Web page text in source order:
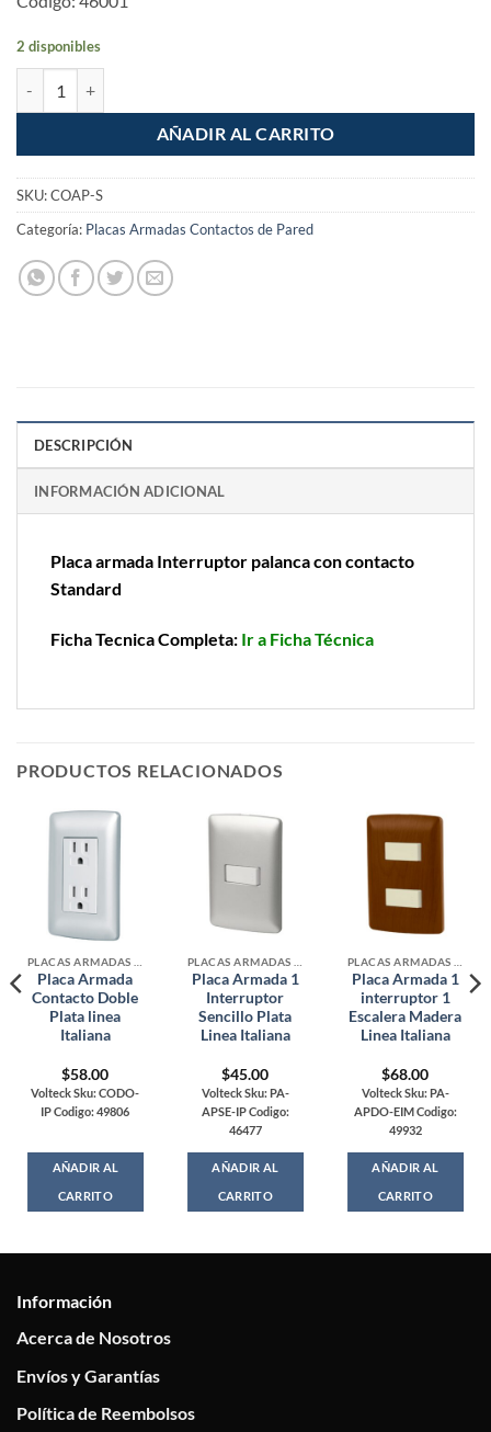
2 disponibles
AÑADIR AL CARRITO
SKU:COAP-S
Categoría: Placas Armadas Contactos de Pared
DESCRIPCIÓN
INFORMACIÓN ADICIONAL
Placa armada Interruptor palanca con contacto
Standard
Ficha Tecnica Completa: Ir a Ficha Técnica
PRODUCTOS RELACIONADOS
Placa Armada
Contacto Doble
Plata linea
Italiana
$58.00
Volteck Sku: CODO-
IP Codigo: 49806
AÑADIR AL
CARRITO
Placa Armada 1
Interruptor
Sencillo Plata
Linea Italiana
$45.00
Volteck Sku: PA-
APSE-IP Codigo:
46477
AÑADIR AL
CARRITO
Placa Armada 1
interruptor 1
Escalera Madera
Linea Italiana
$68.00
Volteck Sku: PA-
APDO-EIM Codigo:
49932
AÑADIR AL
CARRITO
Información
Acerca de Nosotros
Envíos y Garantías
Política de Reembolsos